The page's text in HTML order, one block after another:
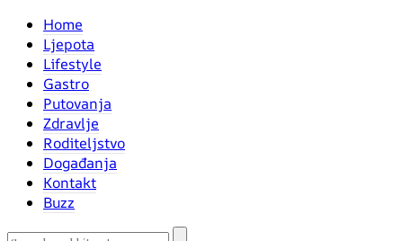
Home
Ljepota
Lifestyle
Gastro
Putovanja
Zdravlje
Roditeljstvo
Događanja
Kontakt
Buzz